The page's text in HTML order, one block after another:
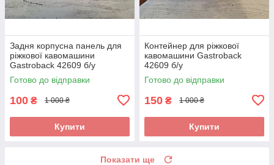
Задня корпусна панель для
ріжкової кавомашини
Gastroback 42609 б/у
Готово до відправки
100 ₴ 1 000 ₴
Купити
Контейнер для ріжкової
кавомашини Gastroback
42609 б/у
Готово до відправки
150 ₴ 1 000 ₴
Купити
Показати ще